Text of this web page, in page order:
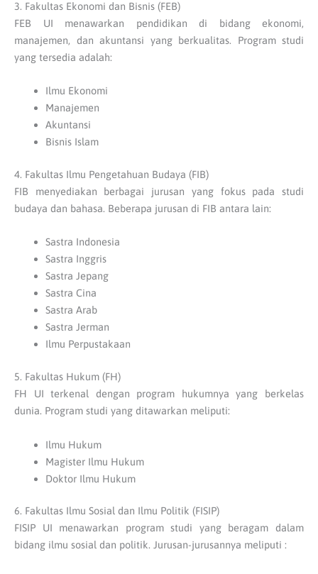
3. Fakultas Ekonomi dan Bisnis (FEB)
FEB UI menawarkan pendidikan di bidang ekonomi,
manajemen, dan akuntansi yang berkualitas. Program studi
yang tersedia adalah:
Ilmu Ekonomi
Manajemen
Akuntansi
Bisnis Islam
4. Fakultas Ilmu Pengetahuan Budaya (FIB)
FIB menyediakan berbagai jurusan yang fokus pada studi
budaya dan bahasa. Beberapa jurusan di FIB antara lain:
Sastra Indonesia
Sastra Inggris
Sastra Jepang
Sastra Cina
Sastra Arab
Sastra Jerman
Ilmu Perpustakaan
5. Fakultas Hukum (FH)
FH UI terkenal dengan program hukumnya yang berkelas
dunia. Program studi yang ditawarkan meliputi:
Ilmu Hukum
Magister Ilmu Hukum
Doktor Ilmu Hukum
6. Fakultas Ilmu Sosial dan Ilmu Politik (FISIP)
FISIP UI menawarkan program studi yang beragam dalam
bidang ilmu sosial dan politik. Jurusan-jurusannya meliputi :